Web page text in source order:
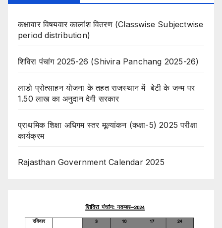
कक्षावार विषयवार कालांश वितरण (Classwise Subjectwise
period distribution)
शिविरा पंचांग 2025-26 (Shivira Panchang 2025-26)
लाडो प्रोत्साहन योजना के तहत राजस्थान में बेटी के जन्म पर
1.50 लाख का अनुदान देगी सरकार
प्राथमिक शिक्षा अधिगम स्तर मूल्यांकन (कक्षा-5) 2025 परीक्षा
कार्यक्रम
Rajasthan Government Calendar 2025